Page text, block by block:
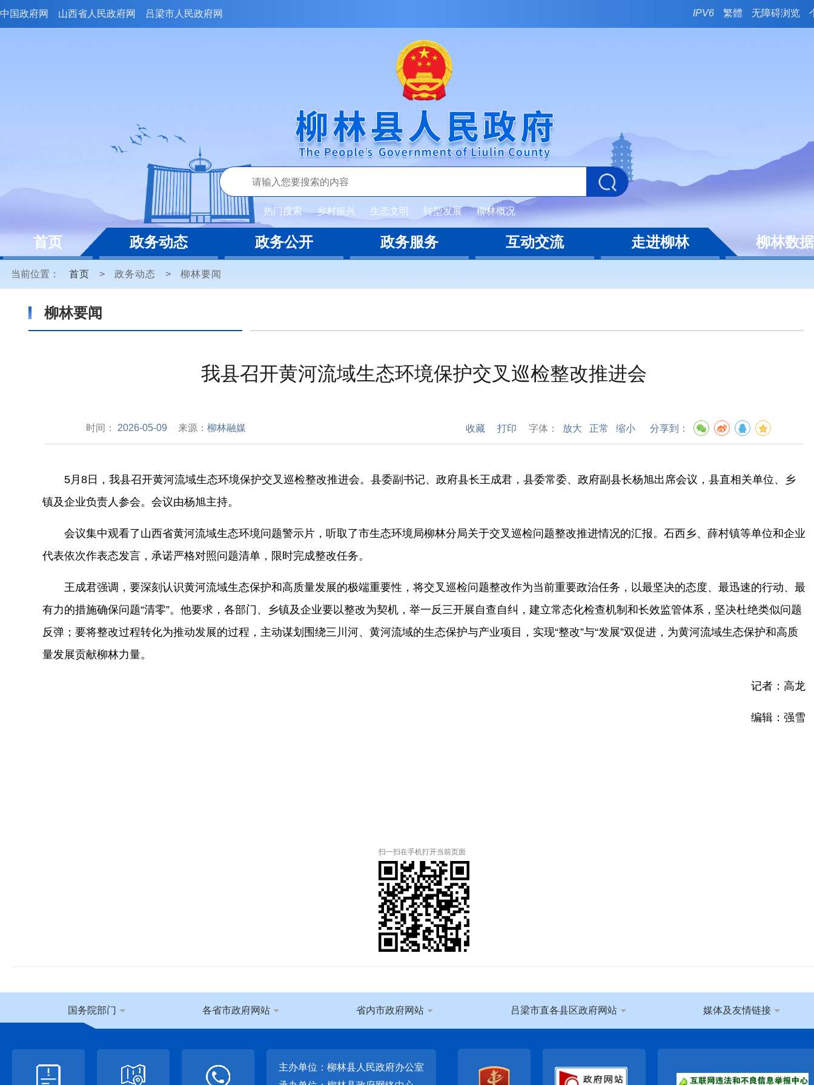
中国政府网 山西省人民政府网 吕梁市人民政府网 IPV6 繁體 无障碍浏览
热门搜索 乡村振兴 生态文明 转型发展 柳林概况
首页 政务动态 政务公开 政务服务 互动交流 走进柳林 柳林数据
当前位置： 首页 > 政务动态 > 柳林要闻
柳林要闻
我县召开黄河流域生态环境保护交叉巡检整改推进会
时间： 2026-05-09 来源：柳林融媒 收藏 打印 字体： 放大 正常 缩小 分享到：
5月 8 日，我县召开黄河流域生态环境保护交叉巡检整改推进会。县委副书记、政府县长王成君，县委常委、政府副县长杨旭出席会议，县直相关单位、乡
镇及企业负责人参会。会议由杨旭主持。
会议集中观看了山西省黄河流域生态环境问题警示片，听取了市生态环境局柳林分局关于交叉巡检问题整改推进情况的汇报。石西乡、薛村镇等单位和企业
代表依次作表态发言，承诺严格对照问题清单，限时完成整改任务。
王成君强调，要深刻认识黄河流域生态保护和高质量发展的极端重要性，将交叉巡检问题整改作为当前重要政治任务，以最坚决的态度、最迅速的行动、最
有力的措施确保问题“清零”。他要求，各部门、乡镇及企业要以整改为契机，举一反三开展自查自纠，建立常态化检查机制和长效监管体系，坚决杜绝类似问题
反弹；要将整改过程转化为推动发展的过程，主动谋划围绕三川河、黄河流域的生态保护与产业项目，实现“整改”与“发展”双促进，为黄河流域生态保护和高质
量发展贡献柳林力量。
记者：高龙
编辑：强雪
扫一扫在手机打开当前页面
国务院部门 各省市政府网站 省内市政府网站 吕梁市直各县区政府网站 媒体及友情链接
主办单位：柳林县人民政府办公室